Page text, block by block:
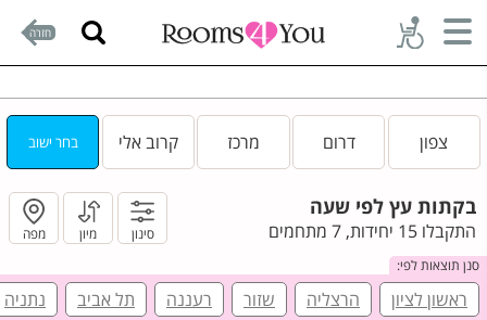
חזרה
צפון דרום מרכז קרוב אלי בחר ישוב
בקתות עץ לפי שעה
התקבלו 15 יחידות, 7 מתחמים סינון מיון
מפה
סנן תוצאות לפי:
ראשון לציון הרצליה שזור רעננה תל אביב נתניה